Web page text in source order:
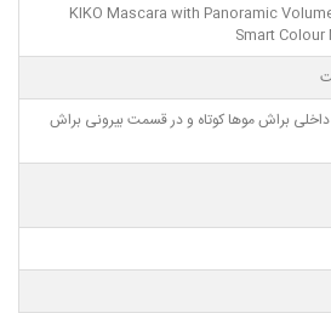
KIKO Mascara with Panoramic
Smart Colour
براش موها کوتاه و در قسمت بیرونی براش